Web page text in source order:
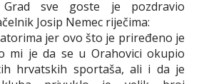
sve goste je pozdravio
Josip Nemec riječima:
jer ovo što je priređeno je
mi je da se u Orahovici okupio
hrvatskih sportaša, ali i da je